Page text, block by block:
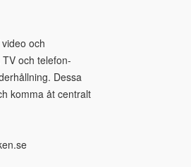
och
och telefon-
Dessa
komma åt centralt